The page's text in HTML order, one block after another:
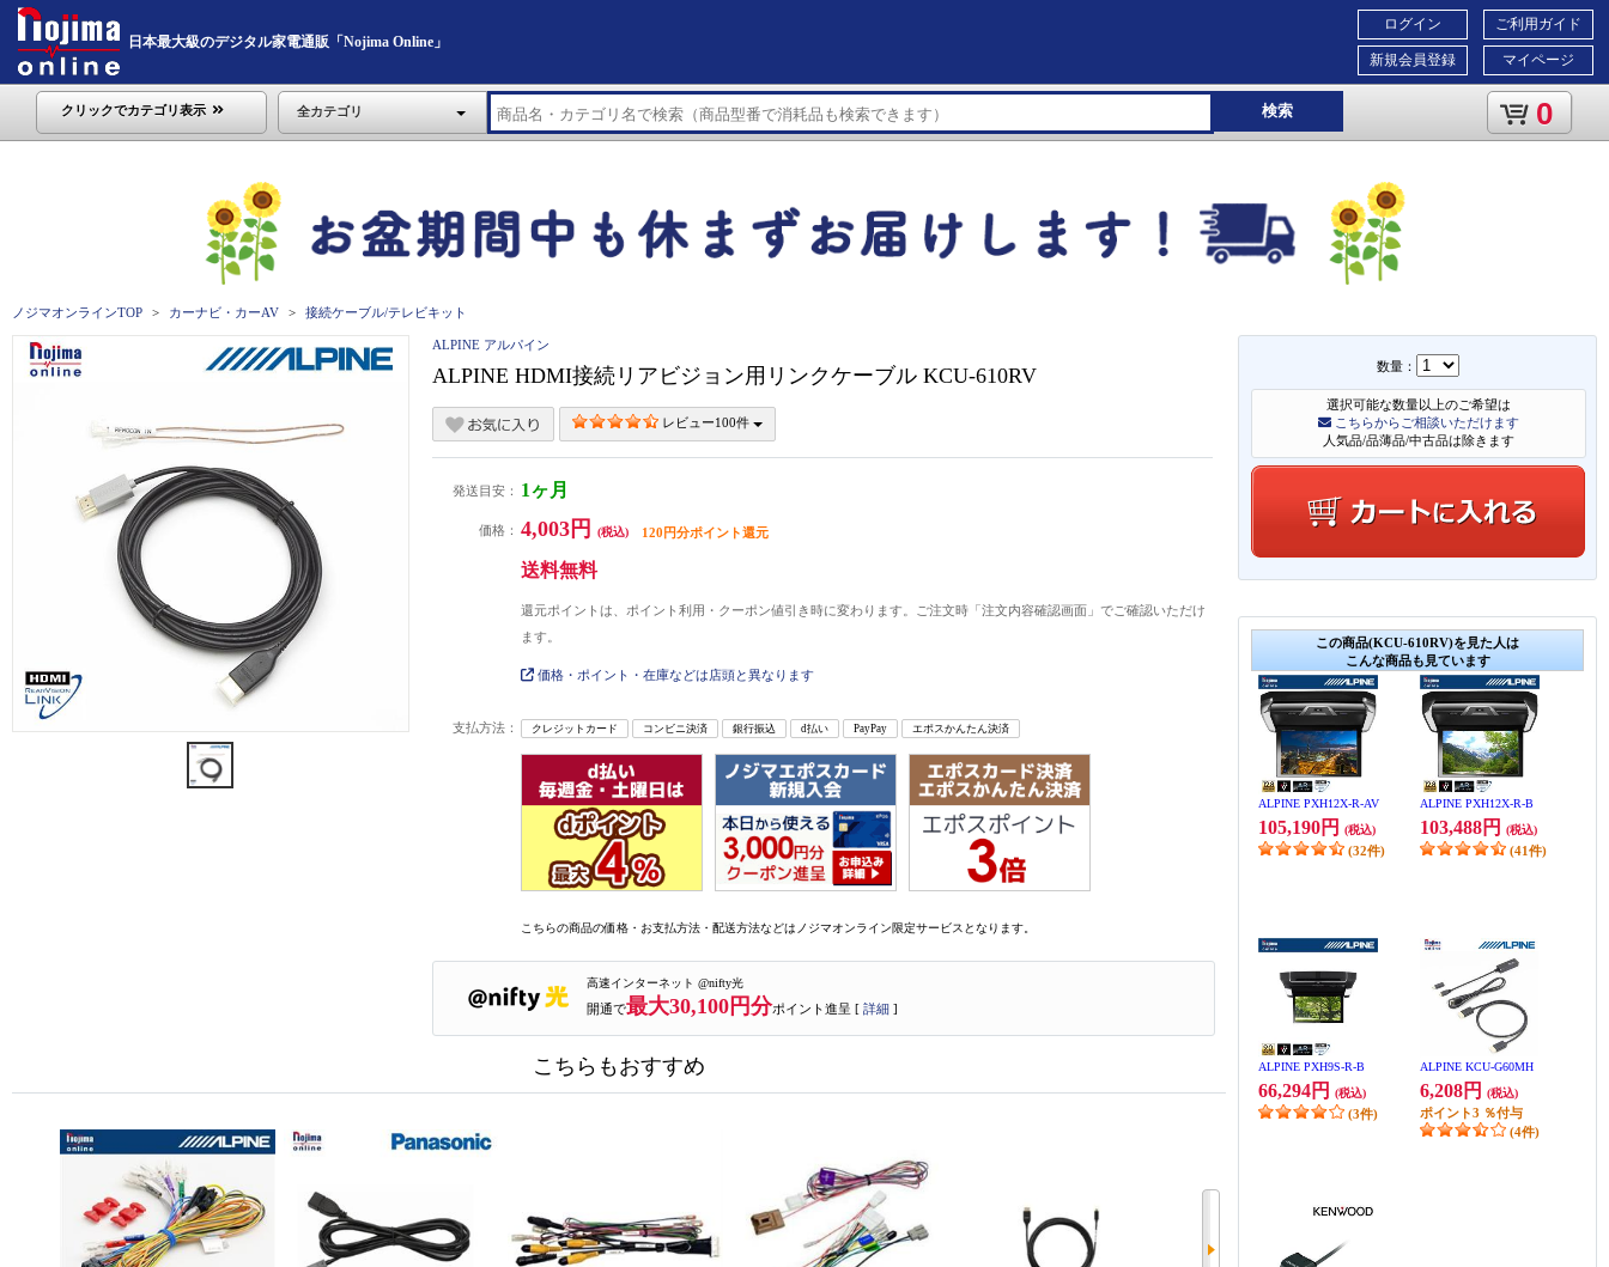
日本最大級のデジタル家電通販「Nojima Online」
ご利用ガイド
マイページ
ログイン
新規会員登録
クリックでカテゴリ表示 全カテゴリ 検索 0
ノジマオンラインTOP カーナビ・カーAV 接続ケーブル/テレビキット
数量：
選択可能な数量以上のご希望は
こちらからご相談いただけます
人気品/品薄品/中古品は除きます
この商品(KCU-610RV)を見た人は
こんな商品も見ています
ALPINE PXH12X-R-AV
105,190円 (税込)
(32件)
ALPINE PXH12X-R-B
103,488円 (税込)
(41件)
ALPINE PXH9S-R-B
66,294円 (税込)
(3件)
ALPINE KCU-G60MH
6,208円 (税込)
ポイント3 ％付与
(4件)
ALPINE アルパイン
ALPINE HDMI接続リアビジョン用リンクケーブル KCU-610RV
レビュー100件
発送目安： 1ヶ月
価格： 4,003円 (税込) 120円分ポイント還元
送料無料
還元ポイントは、ポイント利用・クーポン値引き時に変わります。ご注文時「注文内容確認画面」でご確認いただけ
ます。
価格・ポイント・在庫などは店頭と異なります
支払方法： クレジットカード コンビニ決済 銀行振込 d払い PayPay エポスかんたん決済
こちらの商品の価格・お支払方法・配送方法などはノジマオンライン限定サービスとなります。
高速インターネット @nifty光
開通で最大30,100円分ポイント進呈 [ 詳細 ]
こちらもおすすめ